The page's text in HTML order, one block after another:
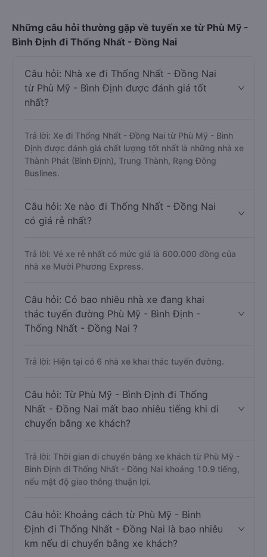
Những câu hỏi thường gặp về tuyến xe từ Phù Mỹ -
Bình Định đi Thống Nhất - Đồng Nai
Câu hỏi: Nhà xe đi Thống Nhất - Đồng Nai
từ Phù Mỹ - Bình Định được đánh giá tốt
nhất?
Trả lời: Xe đi Thống Nhất - Đồng Nai từ Phù Mỹ - Bình
Định được đánh giá chất lượng tốt nhất là những nhà xe
Thành Phát (Bình Định), Trung Thành, Rạng Đông
Buslines.
Câu hỏi: Xe nào đi Thống Nhất - Đồng Nai
có giá rẻ nhất?
Trả lời: Vé xe rẻ nhất có mức giá là 600.000 đồng của
nhà xe Mười Phương Express.
Câu hỏi: Có bao nhiêu nhà xe đang khai
thác tuyến đường Phù Mỹ - Bình Định -
Thống Nhất - Đồng Nai ?
Trả lời: Hiện tại có 6 nhà xe khai thác tuyến đường.
Câu hỏi: Từ Phù Mỹ - Bình Định đi Thống
Nhất - Đồng Nai mất bao nhiêu tiếng khi di
chuyển bằng xe khách?
Trả lời: Thời gian di chuyển bằng xe khách từ Phù Mỹ -
Bình Định đi Thống Nhất - Đồng Nai khoảng 10.9 tiếng,
nếu mật độ giao thông thuận lợi.
Câu hỏi: Khoảng cách từ Phù Mỹ - Bình
Định đi Thống Nhất - Đồng Nai là bao nhiêu
km nếu di chuyển bằng xe khách?